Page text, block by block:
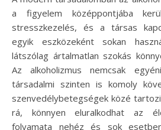
a figyelem középpontjába
stresszkezelés, és a társas
egyik eszközeként sokan
látszólag ártalmatlan szokás
Az alkoholizmus nemcsak
társadalmi szinten is komoly
szenvedélybetegségek közé
rá, könnyen eluralkodhat az
folyamata nehéz és sok